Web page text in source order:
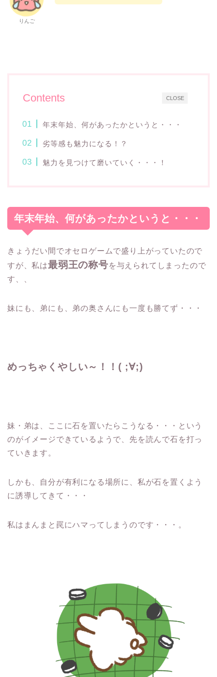
りんご
CLOSE
Contents
年末年始、何があったかというと・・・
劣等感も魅力になる！？
魅力を見つけて磨いていく・・・！
年末年始、何があったかというと・・・
きょうだい間でオセロゲームで盛り上がっていたので
すが、私は最弱王の称号を与えられてしまったので
す、、
妹にも、弟にも、弟の奥さんにも一度も勝てず・・・
めっちゃくやしい～！！( ;∀;)
妹・弟は、ここに石を置いたらこうなる・・・という
のがイメージできているようで、先を読んで石を打っ
ていきます。
しかも、自分が有利になる場所に、私が石を置くよう
に誘導してきて・・・
私はまんまと罠にハマってしまうのです・・・。